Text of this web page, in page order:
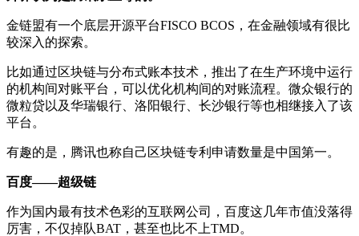
金链盟有一个底层开源平台FISCO BCOS，在金融领域有很比
较深入的探索。
比如通过区块链与分布式账本技术，推出了在生产环境中运行
的机构间对账平台，可以优化机构间的对账流程。微众银行的
微粒贷以及华瑞银行、洛阳银行、长沙银行等也相继接入了该
平台。
有趣的是，腾讯也称自己区块链专利申请数量是中国第一。
百度——超级链
作为国内最有技术色彩的互联网公司，百度这几年市值没落得
厉害，不仅掉队BAT，甚至也比不上TMD。